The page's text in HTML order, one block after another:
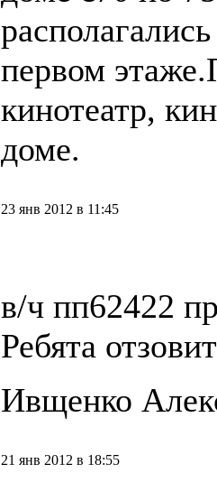
первом
кинотеатр,
доме.
23 янв 2012 в 11:45
в/ч пп62422
Ребята
Ивщенко
21 янв 2012 в 18:55